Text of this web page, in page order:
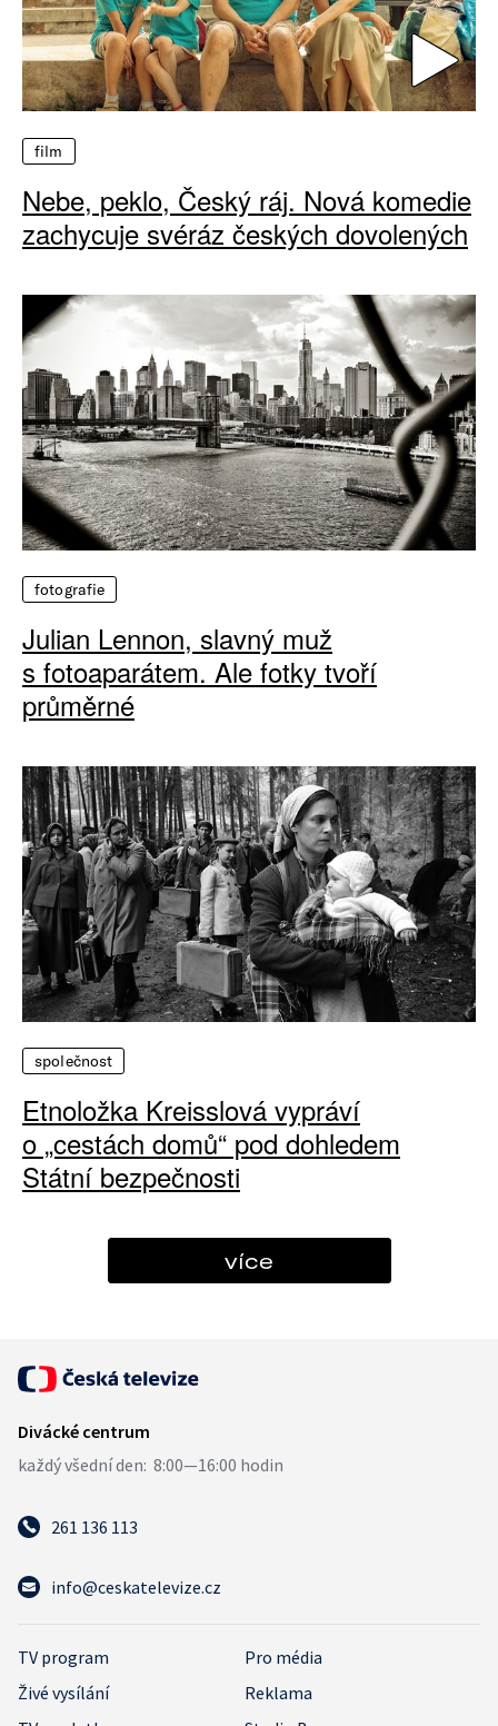
film
Nebe, peklo, Český ráj. Nová komedie
zachycuje svéráz českých dovolených
fotografie
Julian Lennon, slavný muž
s fotoaparátem. Ale fotky tvoří
průměrné
společnost
Etnoložka Kreisslová vypráví
o „cestách domů“ pod dohledem
Státní bezpečnosti
více
261 136 113
info@ceskatelevize.cz
TV program
Pro média
Živé vysílání
Reklama